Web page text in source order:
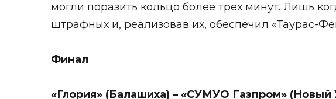
могли поразить кольцо более трех минут. Лишь
штрафных и, реализовав их, обеспечил «Таурас-
Финал
«Глория» (Балашиха) – «СУМУО Газпром» (Новый